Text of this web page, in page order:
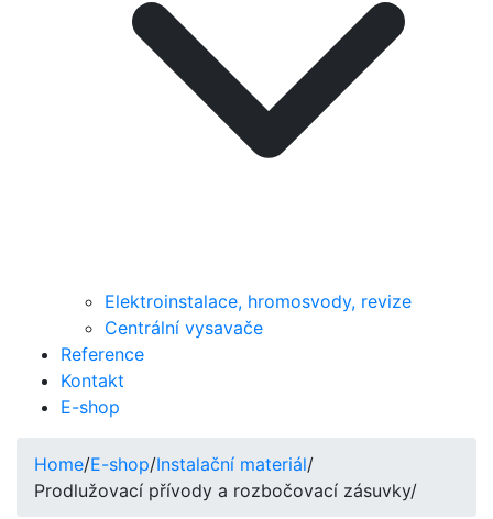
Elektroinstalace, hromosvody, revize
Centrální vysavače
Reference
Kontakt
E-shop
Home/E-shop/Instalační materiál/
Prodlužovací přívody a rozbočovací zásuvky/